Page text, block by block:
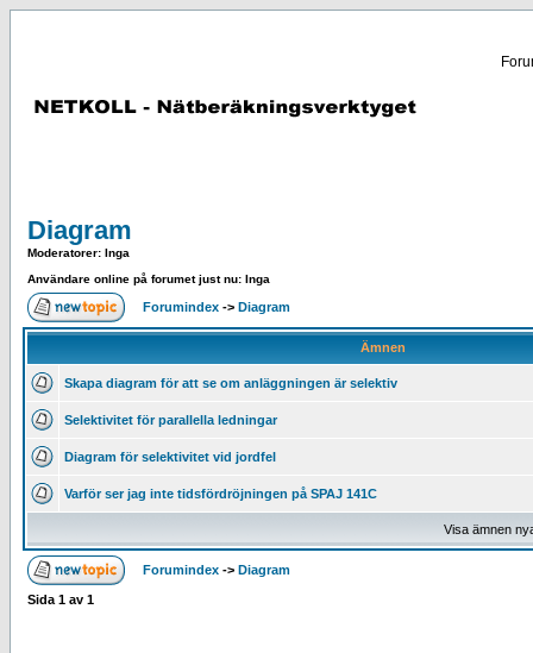
Diagram
Moderatorer: Inga
Användare online på forumet just nu: Inga
Forumindex -> Diagram
Ämnen
Skapa diagram för att se om anläggningen är selektiv
Selektivitet för parallella ledningar
Diagram för selektivitet vid jordfel
Varför ser jag inte tidsfördröjningen på SPAJ 141C
Visa ämnen
Forumindex -> Diagram
Sida 1 av 1